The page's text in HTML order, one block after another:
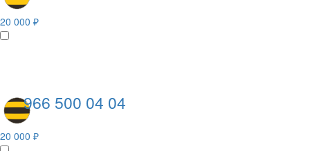
20 000 ₽
966 500 04 04
20 000 ₽